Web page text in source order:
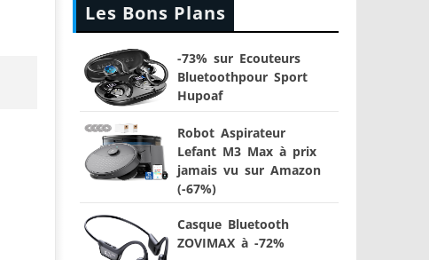
Les Bons Plans
-73% sur Ecouteurs
Bluetoothpour Sport
Hupoaf
Robot Aspirateur
Lefant M3 Max à prix
jamais vu sur Amazon
(-67%)
Casque Bluetooth
ZOVIMAX à -72%